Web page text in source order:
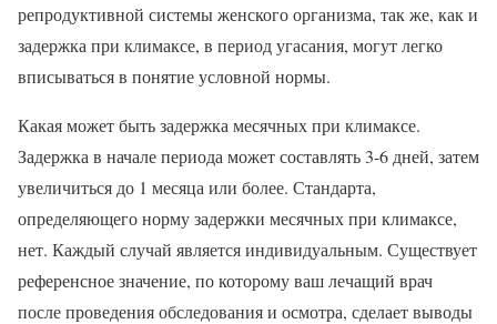
репродуктивной системы женского организма, так же, как и
задержка при климаксе, в период угасания, могут легко
вписываться в понятие условной нормы.
Какая может быть задержка месячных при климаксе.
Задержка в начале периода может составлять 3-6 дней, затем
увеличиться до 1 месяца или более. Стандарта,
определяющего норму задержки месячных при климаксе,
нет. Каждый случай является индивидуальным. Существует
референсное значение, по которому ваш лечащий врач
после проведения обследования и осмотра, сделает выводы